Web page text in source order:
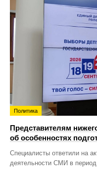
Политика
Представителям
об особенностях
Специалисты ответили на
деятельности СМИ в